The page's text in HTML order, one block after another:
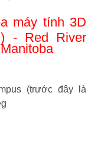
máy tính 3D
- Red River
(trước đây là